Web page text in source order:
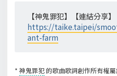
【神鬼罪犯】【連結分享】
https://taike.taipei/
ant-farm
* 神鬼罪犯的歌曲歌詞創作所有權